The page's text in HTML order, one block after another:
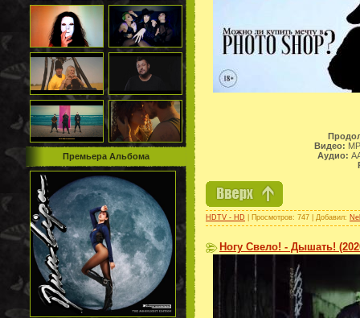
Премьера Альбома
Видео:
Аудио:
HDTV - HD | Просмотров: 747 | Добавил:
Ногу Свело! - Дышать!